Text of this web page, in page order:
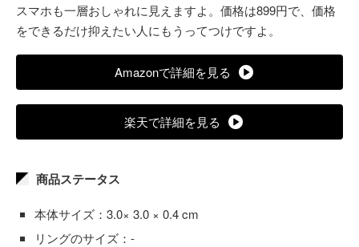
スマホも一層おしゃれに見えますよ。価格は899円で、価格
をできるだけ抑えたい人にもうってつけですよ。
Amazonで詳細を見る
楽天で詳細を見る
商品ステータス
本体サイズ：3.0× 3.0 × 0.4 cm
リングのサイズ：-